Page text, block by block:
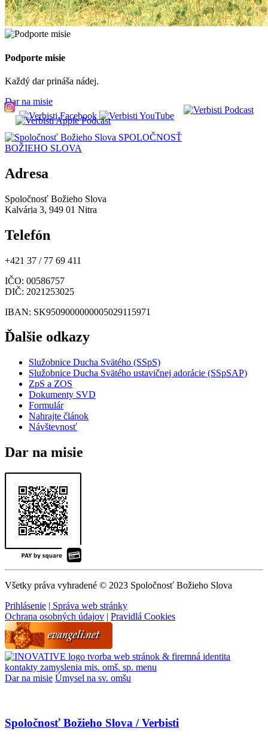
Podporte misie
Každý dar prináša nádej.
Dar na misie
SPOLOČNOSŤ
BOŽIEHO SLOVA
Adresa
Spoločnosť Božieho Slova
Kalvária 3, 949 01 Nitra
Telefón
+421 37 / 77 69 411
IČO: 00586757
DIČ: 2021253025
IBAN: SK9509000000005029115971
Ďalšie odkazy
Služobnice Ducha Svätého (SSpS)
Služobnice Ducha Svätého ustavičnej adorácie (SSpSAP)
ZpS a ZOS
Dokumenty SVD
Formulár
Nahrajte článok
Návštevnosť
Dar na misie
Všetky práva vyhradené © 2023 Spoločnosť Božieho Slova
Prihlásenie | Správa web stránky
Ochrana osobných údajov | Pravidlá Cookies
tvorba web stránok & firemná identita
kontakty zamyslenia mis. omš. sp. menu
Dar na misie Úmysel na sv. omšu
Spoločnosť Božieho Slova / Verbisti